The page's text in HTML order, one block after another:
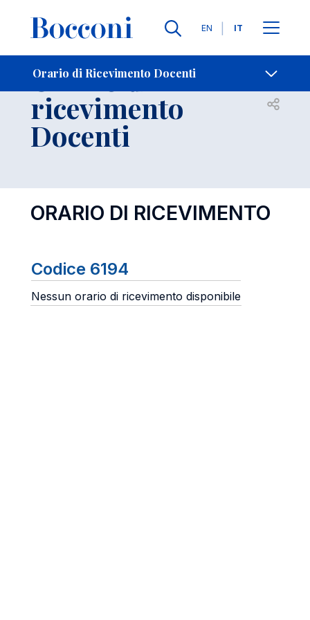
Lingue
EN IT
Orario di Ricevimento Docenti
-
Orario di
ricevimento
Docenti
Open
ORARIO DI RICEVIMENTO
Codice 6194
Nessun orario di ricevimento disponibile